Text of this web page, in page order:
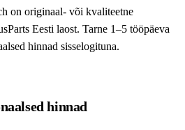
on originaal- või kvaliteetne
Eesti laost. Tarne 1–5 tööpäeva
hinnad sisselogituna.
hinnad